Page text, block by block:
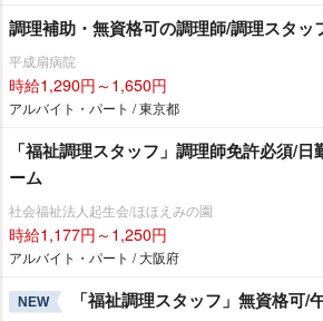
調理補助・無資格可の調理師/調理スタッ
平成扇病院
時給1,290円～1,650円
アルバイト・パート / 東京都
「福祉調理スタッフ」調理師免許必須/
ーム
社会福祉法人起生会/ほほえみの園
時給1,177円～1,250円
アルバイト・パート / 大阪府
NEW 「福祉調理スタッフ」無資格可/